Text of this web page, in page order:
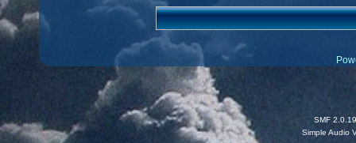
SMF 2.0.19
Simple Audio